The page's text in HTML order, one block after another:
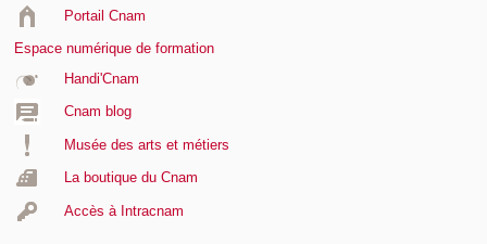
Portail Cnam
Espace numérique de formation
Handi'Cnam
Cnam blog
Musée des arts et métiers
La boutique du Cnam
Accès à Intracnam